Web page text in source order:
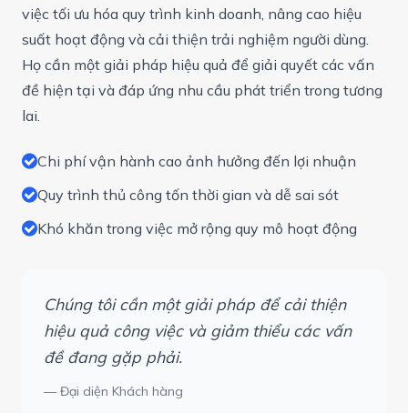
việc tối ưu hóa quy trình kinh doanh, nâng cao hiệu
suất hoạt động và cải thiện trải nghiệm người dùng.
Họ cần một giải pháp hiệu quả để giải quyết các vấn
đề hiện tại và đáp ứng nhu cầu phát triển trong tương
lai.
Chi phí vận hành cao ảnh hưởng đến lợi nhuận
Quy trình thủ công tốn thời gian và dễ sai sót
Khó khăn trong việc mở rộng quy mô hoạt động
Chúng tôi cần một giải pháp để cải thiện
hiệu quả công việc và giảm thiểu các vấn
đề đang gặp phải.
— Đại diện Khách hàng